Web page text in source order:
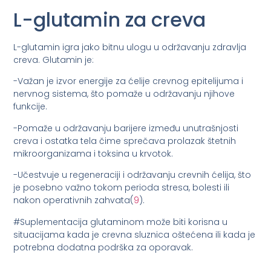
L-glutamin za creva
L-glutamin igra jako bitnu ulogu u održavanju zdravlja
creva. Glutamin je:
-Važan je izvor energije za ćelije crevnog epitelijuma i
nervnog sistema, što pomaže u održavanju njihove
funkcije.
-Pomaže u održavanju barijere između unutrašnjosti
creva i ostatka tela čime sprečava prolazak štetnih
mikroorganizama i toksina u krvotok.
-Učestvuje u regeneraciji i održavanju crevnih ćelija, što
je posebno važno tokom perioda stresa, bolesti ili
nakon operativnih zahvata(9).
#Suplementacija glutaminom može biti korisna u
situacijama kada je crevna sluznica oštećena ili kada je
potrebna dodatna podrška za oporavak.